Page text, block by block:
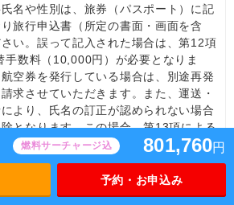
燃料サーチャージ込 801,760円
予約・お申込み
名や性別は、旅券（パスポート）に記
旅行申込書（所定の書面・画面を含
い。誤って記入された場合は、第12項
手数料（10,000円）が必要となりま
空券を発行している場合は、別途再発
求させていただきます。また、運送・
より、氏名の訂正が認められない場合
となります。この場合、第13項による
払いいただきます。
様）
以上旅行代金まで